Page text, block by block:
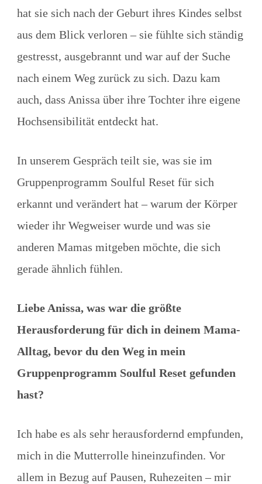
hat sie sich nach der Geburt ihres Kindes selbst
aus dem Blick verloren – sie fühlte sich ständig
gestresst, ausgebrannt und war auf der Suche
nach einem Weg zurück zu sich. Dazu kam
auch, dass Anissa über ihre Tochter ihre eigene
Hochsensibilität entdeckt hat.
In unserem Gespräch teilt sie, was sie im
Gruppenprogramm Soulful Reset für sich
erkannt und verändert hat – warum der Körper
wieder ihr Wegweiser wurde und was sie
anderen Mamas mitgeben möchte, die sich
gerade ähnlich fühlen.
Liebe Anissa, was war die größte
Herausforderung für dich in deinem Mama-
Alltag, bevor du den Weg in mein
Gruppenprogramm Soulful Reset gefunden
hast?
Ich habe es als sehr herausfordernd empfunden,
mich in die Mutterrolle hineinzufinden. Vor
allem in Bezug auf Pausen, Ruhezeiten – mir